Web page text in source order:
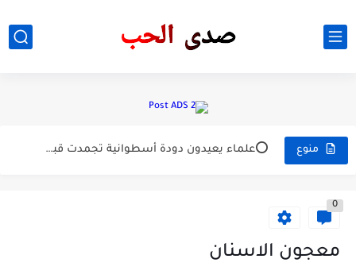
منوع ⭕علماء يعيدون دودة أسطوانية تجمدت قبل 46 ألف عام إلى...
مواد المرحلة الاولى لدراسة القانون 🙃
0
معجون الاسنان